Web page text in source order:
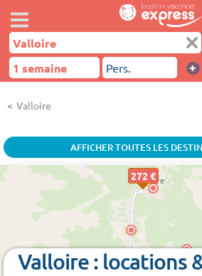
+
Valloire
AFFICHER TOUTES LES
272 €
Valloire : locations